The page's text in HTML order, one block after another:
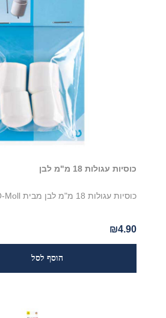
כוסיות עגולות 18 מ"מ לבן
כוסיות עגולות 18 מ"מ לבן מבית Fix-O-Moll
₪4.90